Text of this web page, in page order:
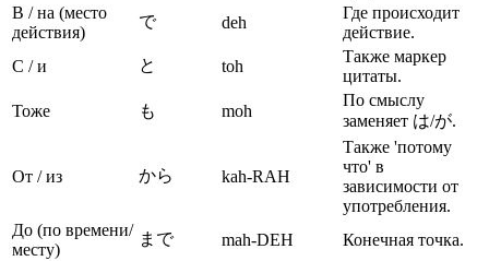
В / на (место
действия)
で deh
Где происходит
действие.
С / и
と toh
Также маркер
цитаты.
Тоже
も moh
По смыслу
заменяет は/が.
От / из から kah-RAH
Также 'потому
что' в
зависимости от
употребления.
До (по времени/
месту)
まで mah-DEH
Конечная точка.